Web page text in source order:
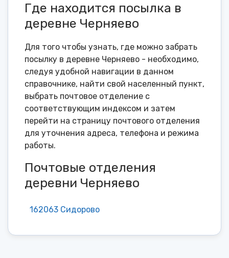
Где находится посылка в
деревне Черняево
Для того чтобы узнать, где можно забрать
посылку в деревне Черняево - необходимо,
следуя удобной навигации в данном
справочнике, найти свой населенный пункт,
выбрать почтовое отделение с
соответствующим индексом и затем
перейти на страницу почтового отделения
для уточнения адреса, телефона и режима
работы.
Почтовые отделения
деревни Черняево
162063 Сидорово